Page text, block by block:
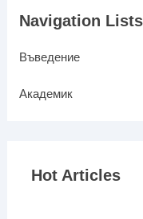
Navigation Lists
Въведение
Академик
Hot Articles